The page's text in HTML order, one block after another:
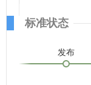
标准状态
发布